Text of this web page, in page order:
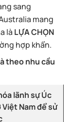
sang
mang
là LỰA CHỌN
hợp khẩn.
theo nhu cầu
lãnh sự Úc
Nam để sử